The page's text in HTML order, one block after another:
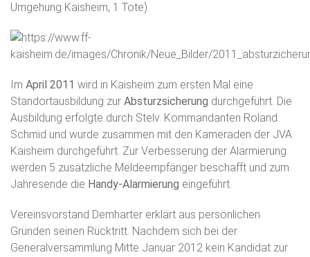
Umgehung Kaisheim, 1 Tote).
Im April 2011 wird in Kaisheim zum ersten Mal eine
Standortausbildung zur Absturzsicherung durchgeführt. Die
Ausbildung erfolgte durch Stelv. Kommandanten Roland
Schmid und wurde zusammen mit den Kameraden der JVA
Kaisheim durchgeführt. Zur Verbesserung der Alarmierung
werden 5 zusätzliche Meldeempfänger beschafft und zum
Jahresende die Handy-Alarmierung eingeführt.
Vereinsvorstand Demharter erklärt aus persönlichen
Gründen seinen Rücktritt. Nachdem sich bei der
Generalversammlung Mitte Januar 2012 kein Kandidat zur